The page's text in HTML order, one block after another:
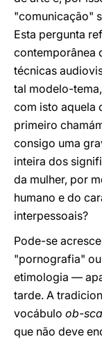
"comunicação"
Esta pergunta
contemporânea
técnicas
tal modelo-
com isto aquela
primeiro
consigo uma
inteira dos
da mulher, por
humano e do
interpessoais?
Pode-se
"pornografia"
etimologia —
tarde. A
vocábulo ob-
que não deve